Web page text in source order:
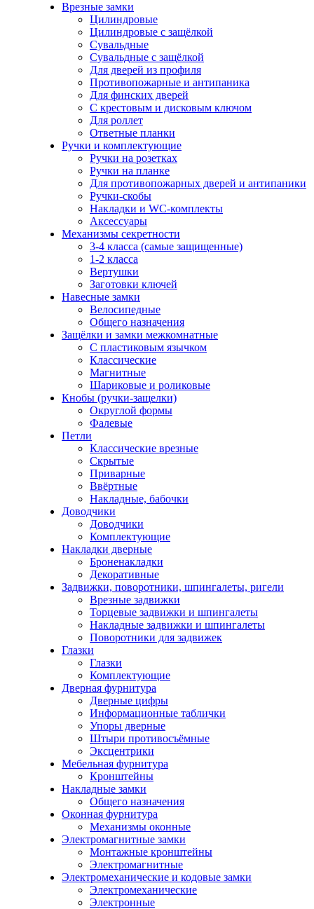
Врезные замки
Цилиндровые
Цилиндровые с защёлкой
Сувальдные
Сувальдные с защёлкой
Для дверей из профиля
Противопожарные и антипаника
Для финских дверей
С крестовым и дисковым ключом
Для роллет
Ответные планки
Ручки и комплектующие
Ручки на розетках
Ручки на планке
Для противопожарных дверей и антипаники
Ручки-скобы
Накладки и WC-комплекты
Аксессуары
Механизмы секретности
3-4 класса (самые защищенные)
1-2 класса
Вертушки
Заготовки ключей
Навесные замки
Велосипедные
Общего назначения
Защёлки и замки межкомнатные
С пластиковым язычком
Классические
Магнитные
Шариковые и роликовые
Кнобы (ручки-защелки)
Округлой формы
Фалевые
Петли
Классические врезные
Скрытые
Приварные
Ввёртные
Накладные, бабочки
Доводчики
Доводчики
Комплектующие
Накладки дверные
Броненакладки
Декоративные
Задвижки, поворотники, шпингалеты, ригели
Врезные задвижки
Торцевые задвижки и шпингалеты
Накладные задвижки и шпингалеты
Поворотники для задвижек
Глазки
Глазки
Комплектующие
Дверная фурнитура
Дверные цифры
Информационные таблички
Упоры дверные
Штыри противосъёмные
Эксцентрики
Мебельная фурнитура
Кронштейны
Накладные замки
Общего назначения
Оконная фурнитура
Механизмы оконные
Электромагнитные замки
Монтажные кронштейны
Электромагнитные
Электромеханические и кодовые замки
Электромеханические
Электронные